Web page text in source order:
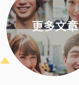
更多文章